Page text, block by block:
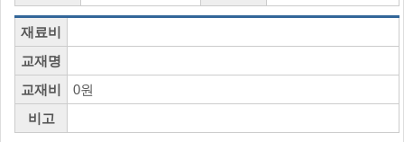
재료비
교재명
교재비
0원
비고